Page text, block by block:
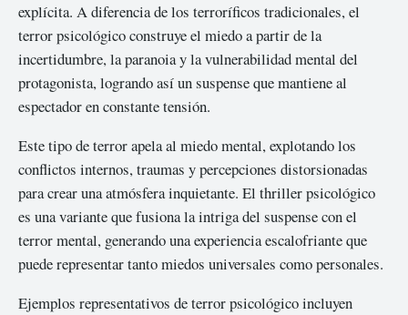
explícita. A diferencia de los terroríficos tradicionales, el
terror psicológico construye el miedo a partir de la
incertidumbre, la paranoia y la vulnerabilidad mental del
protagonista, logrando así un suspense que mantiene al
espectador en constante tensión.
Este tipo de terror apela al miedo mental, explotando los
conflictos internos, traumas y percepciones distorsionadas
para crear una atmósfera inquietante. El thriller psicológico
es una variante que fusiona la intriga del suspense con el
terror mental, generando una experiencia escalofriante que
puede representar tanto miedos universales como personales.
Ejemplos representativos de terror psicológico incluyen